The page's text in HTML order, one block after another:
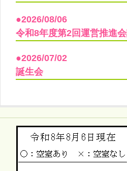
●2026/08/06
令和8年度第2回運営推進会
●2026/07/02
誕生会